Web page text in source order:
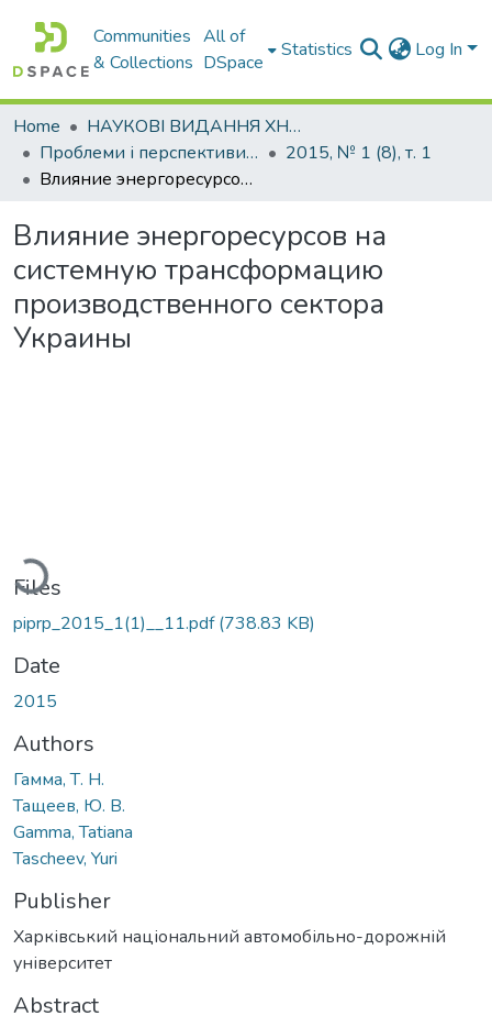
Communities
& Collections
All of
DSpace
Statistics Log In
Home
НАУКОВІ ВИДАННЯ ХНАДУ
Проблеми і перспективи розвитку підприємництва
2015, № 1 (8), т. 1
Влияние энергоресурсов на системную трансформацию производственного сектора Украины
Влияние энергоресурсов на
системную трансформацию
производственного сектора
Украины
Loading...
Files
piprp_2015_1(1)__11.pdf(738.83 KB)
Date
2015
Authors
Гамма, Т. Н.
Тащеев, Ю. В.
Gamma, Tatiana
Tascheev, Yuri
Publisher
Харківський національний автомобільно-дорожній
університет
Abstract